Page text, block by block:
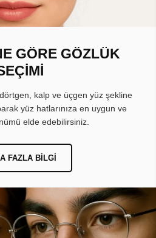
GÖRE GÖZLÜK
kalp ve üçgen yüz şekline
yüz hatlarınıza en uygun ve
elde edebilirsiniz.
FAZLA BILGI